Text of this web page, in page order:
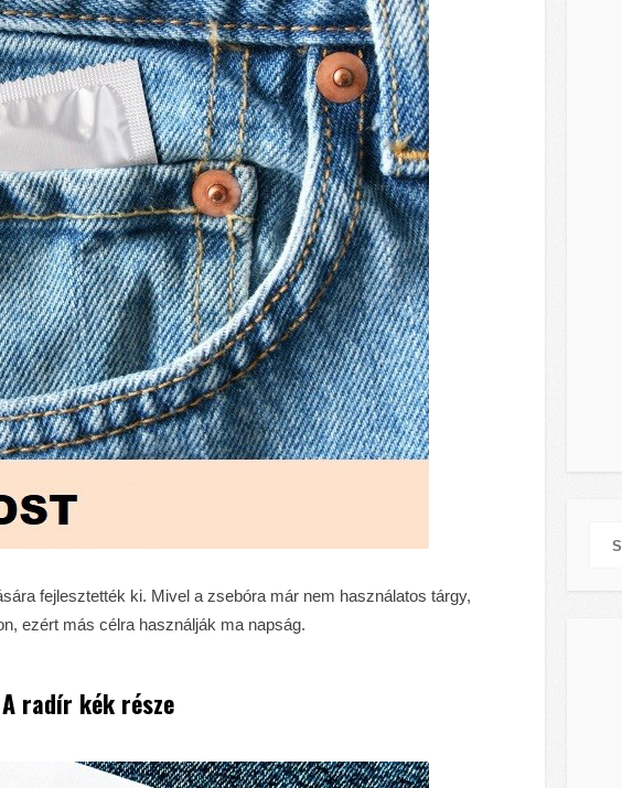
fejlesztették ki. Mivel a zsebóra már nem használatos tárgy,
ezért más célra használják ma napság.
radír kék része